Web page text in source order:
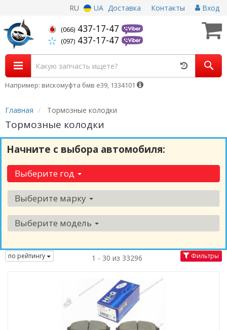
RU UA Доставка Контакты Вход
(066) 437-17-47
(097) 437-17-47
Например: вискомуфта бмв е39, 1334101
Главная Тормозные колодки
Тормозные колодки
Начните с выбора автомобиля:
Выберите год
Выберите марку
Выберите модель
по рейтингу 1 - 30 из 33296 Фильтры